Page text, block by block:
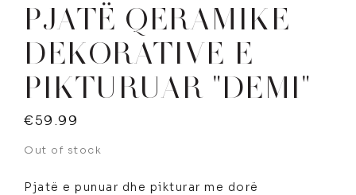
PJATË QERAMIKE
DEKORATIVE E
PIKTURUAR "DEMI"
€59.99
Out of stock
Pjatë e punuar dhe pikturar me dorë